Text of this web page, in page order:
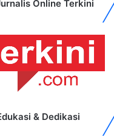
Online Terkini
& Dedikasi